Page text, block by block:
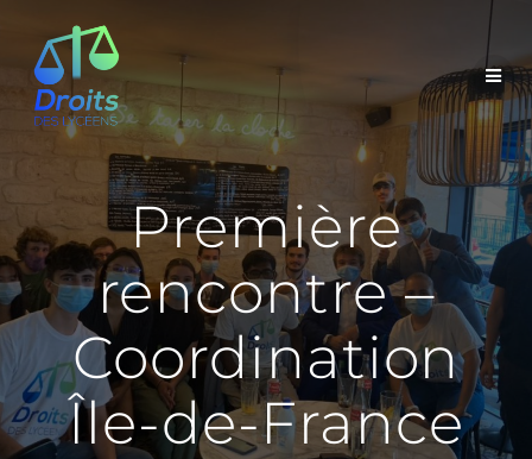
Première
rencontre –
Coordination
Île-de-France